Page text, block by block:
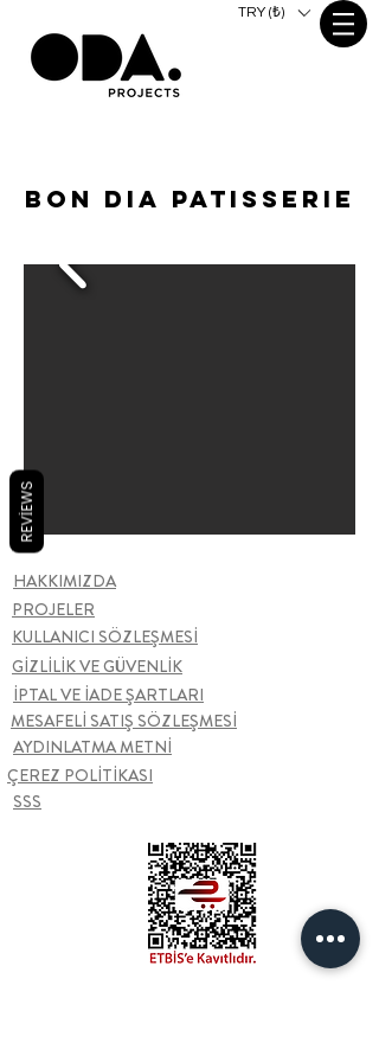
TRY (₺)
bon dıa patısserıe
HAKKIMIZDA
PROJELER
KULLANICI SÖZLEŞMESİ
GİZLİLİK VE GÜVENLİK
İPTAL VE İADE ŞARTLARI
MESAFELİ SATIŞ SÖZLEŞMESİ
AYDINLATMA METNİ
ÇEREZ POLİTİKASI
SSS
REVIEWS